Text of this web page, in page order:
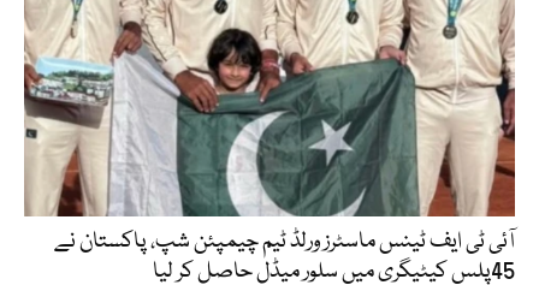
آئی ٹی ایف ٹینس ماسٹرز ورلڈ ٹیم چیمپئن شپ، پاکستان نے
45پلس کیٹیگری میں سلور میڈل حاصل کر لیا